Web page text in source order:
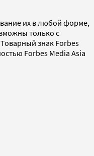
их в любой форме,
только с
знак Forbes
Forbes Media Asia